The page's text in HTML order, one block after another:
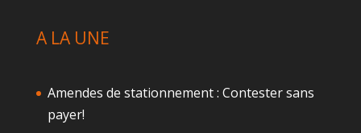
A LA UNE
Amendes de stationnement : Contester sans
payer!